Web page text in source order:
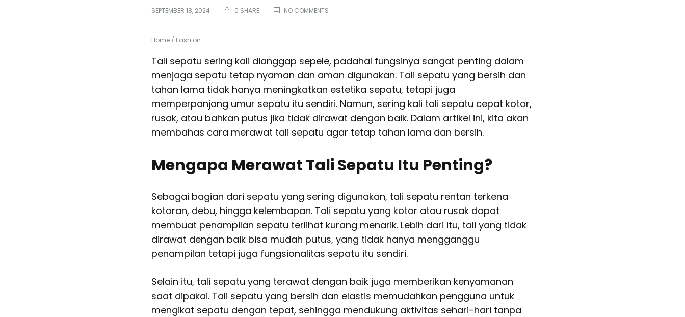
SEPTEMBER 18, 2024 0 SHARE NO COMMENTS
AGAR
TALI
TAHAN
LAMA
BERSIH
Home / Fashion
Tali sepatu sering kali dianggap sepele, padahal fungsinya sangat penting dalam
menjaga sepatu tetap nyaman dan aman digunakan. Tali sepatu yang bersih dan
tahan lama tidak hanya meningkatkan estetika sepatu, tetapi juga
memperpanjang umur sepatu itu sendiri. Namun, sering kali tali sepatu cepat kotor,
rusak, atau bahkan putus jika tidak dirawat dengan baik. Dalam artikel ini, kita akan
membahas cara merawat tali sepatu agar tetap tahan lama dan bersih.
Mengapa Merawat Tali Sepatu Itu Penting?
Sebagai bagian dari sepatu yang sering digunakan, tali sepatu rentan terkena
kotoran, debu, hingga kelembapan. Tali sepatu yang kotor atau rusak dapat
membuat penampilan sepatu terlihat kurang menarik. Lebih dari itu, tali yang tidak
dirawat dengan baik bisa mudah putus, yang tidak hanya mengganggu
penampilan tetapi juga fungsionalitas sepatu itu sendiri.
Selain itu, tali sepatu yang terawat dengan baik juga memberikan kenyamanan
saat dipakai. Tali sepatu yang bersih dan elastis memudahkan pengguna untuk
mengikat sepatu dengan tepat, sehingga mendukung aktivitas sehari-hari tanpa